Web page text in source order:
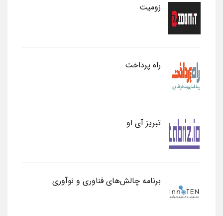
زومیت
راه پرداخت
تبریز آی او
برنامه چالش‌های فناوری و نوآوری